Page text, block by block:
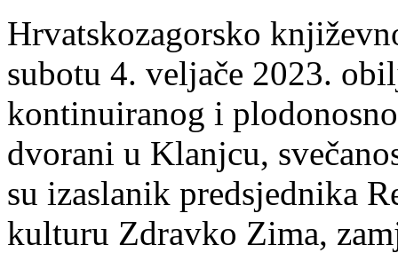
Hrvatskozagorsko
subotu 4. veljače 2023.
kontinuiranog i
dvorani u Klanjcu,
su izaslanik predsjednika
kulturu Zdravko Zima,